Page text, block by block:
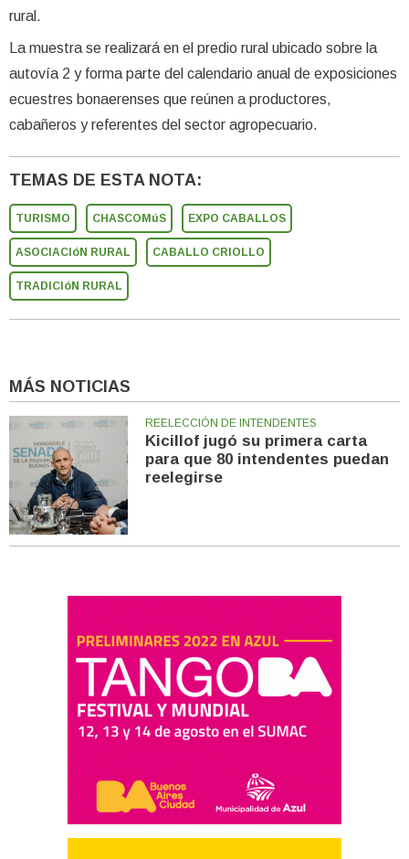
rural.
La muestra se realizará en el predio rural ubicado sobre la
autovía 2 y forma parte del calendario anual de exposiciones
ecuestres bonaerenses que reúnen a productores,
cabañeros y referentes del sector agropecuario.
TEMAS DE ESTA NOTA:
TURISMO CHASCOMúS EXPO CABALLOS
ASOCIACIóN RURAL CABALLO CRIOLLO
TRADICIóN RURAL
MÁS NOTICIAS
REELECCIÓN DE INTENDENTES
Kicillof jugó su primera carta
para que 80 intendentes puedan
reelegirse